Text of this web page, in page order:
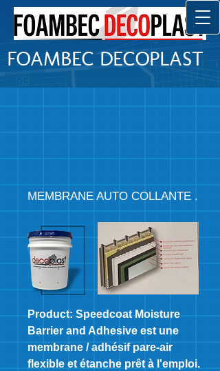
FOAMBEC DECOPLAST
MEMBRANE AUTO COLLANTE .
Product: Speedcoat Moisture
Barrier and Adhesive est une
membrane / adhésif pare-air
flexible et étanche prêt à l'emploi.